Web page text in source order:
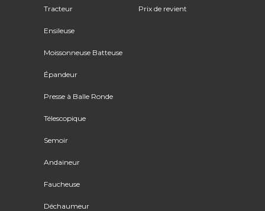
Tracteur
Ensileuse
Moissonneuse Batteuse
Épandeur
Presse à Balle Ronde
Télescopique
Semoir
Andaineur
Faucheuse
Déchaumeur
Prix de revient